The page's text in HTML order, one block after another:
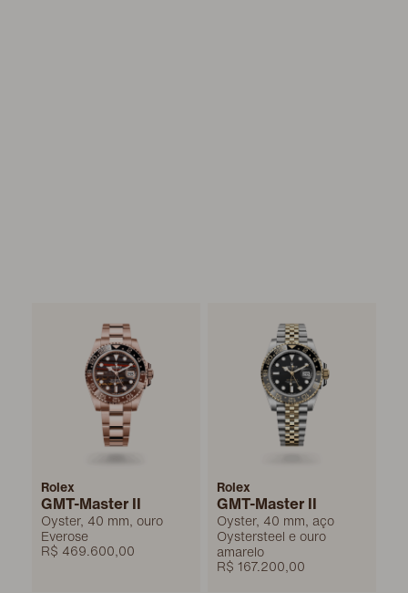
Rolex
GMT-Master II
Oyster, 40 mm, ouro
Everose
R$ 469.600,00
Rolex
GMT-Master II
Oyster, 40 mm, aço
Oystersteel e ouro
amarelo
R$ 167.200,00